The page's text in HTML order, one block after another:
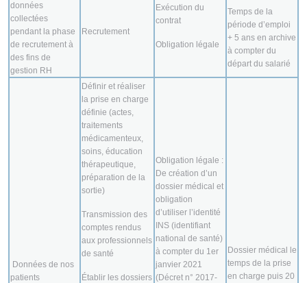
données
collectées
pendant la phase
de recrutement à
des fins de
gestion RH
Recrutement
Exécution du
contrat
Obligation légale
Temps de la
période d’emploi
+ 5 ans en archive
à compter du
départ du salarié
Données de nos
patients
Définir et réaliser
la prise en charge
définie (actes,
traitements
médicamenteux,
soins, éducation
thérapeutique,
préparation de la
sortie)
Transmission des
comptes rendus
aux professionnels
de santé
Établir les dossiers
Obligation légale :
De création d’un
dossier médical et
obligation
d’utiliser l’identité
INS (identifiant
national de santé)
à compter du 1er
janvier 2021
(Décret n° 2017-
Dossier médical le
temps de la prise
en charge puis 20